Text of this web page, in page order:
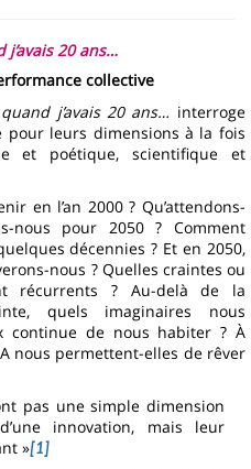
j’avais 20 ans…
collective
j’avais 20 ans… interroge
leurs dimensions à la fois
et poétique, scientifique et
en l’an 2000 ? Qu’attendons-
nous pour 2050 ? Comment
décennies ? Et en 2050,
nous ? Quelles craintes ou
récurrents ? Au-delà de la
quels imaginaires nous
continue de nous habiter ? À
nous permettent-elles de rêver
pas une simple dimension
innovation, mais leur
»[1]